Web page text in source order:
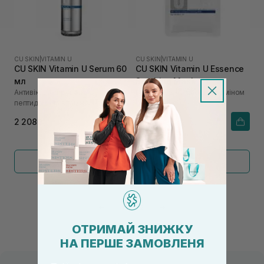
CU SKIN |VITAMIN U
CU SKIN Vitamin U Serum 60
мл
Антивікова сироватка з
пептидами та вітаміном U
2 208₴
CU SKIN |VITAMIN U
CU SKIN Vitamin U Essence
Soothing Mask
Відновлююча маска з вітаміном
186₴
Показати більше
2
ОТРИМАЙ ЗНИЖКУ
НА ПЕРШЕ ЗАМОВЛЕНЯ